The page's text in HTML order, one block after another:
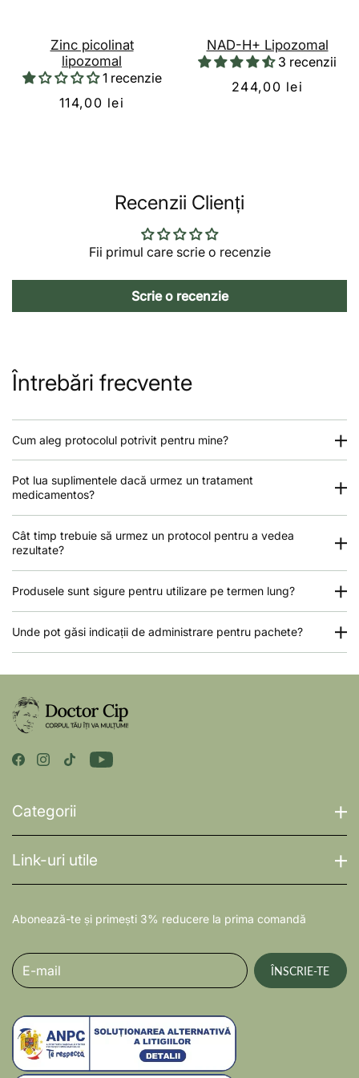
Zinc picolinat
lipozomal
1 recenzie
114,00 lei
NAD-H+ Lipozomal
3 recenzii
244,00 lei
Recenzii Clienți
Fii primul care scrie o recenzie
Scrie o recenzie
Întrebări frecvente
Cum aleg protocolul potrivit pentru mine?
Pot lua suplimentele dacă urmez un tratament
medicamentos?
Cât timp trebuie să urmez un protocol pentru a vedea
rezultate?
Produsele sunt sigure pentru utilizare pe termen lung?
Unde pot găsi indicații de administrare pentru pachete?
Categorii
Link-uri utile
Abonează-te și primești 3% reducere la prima comandă
E-mail
ÎNSCRIE-TE